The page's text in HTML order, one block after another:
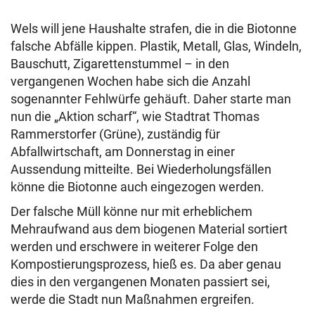
Wels will jene Haushalte strafen, die in die Biotonne
falsche Abfälle kippen. Plastik, Metall, Glas, Windeln,
Bauschutt, Zigarettenstummel – in den
vergangenen Wochen habe sich die Anzahl
sogenannter Fehlwürfe gehäuft. Daher starte man
nun die „Aktion scharf“, wie Stadtrat Thomas
Rammerstorfer (Grüne), zuständig für
Abfallwirtschaft, am Donnerstag in einer
Aussendung mitteilte. Bei Wiederholungsfällen
könne die Biotonne auch eingezogen werden.
Der falsche Müll könne nur mit erheblichem
Mehraufwand aus dem biogenen Material sortiert
werden und erschwere in weiterer Folge den
Kompostierungsprozess, hieß es. Da aber genau
dies in den vergangenen Monaten passiert sei,
werde die Stadt nun Maßnahmen ergreifen.